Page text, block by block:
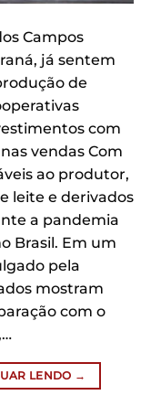
Campos
já sentem
de
com
vendas Com
ao produtor,
leite e derivados
a pandemia
Brasil. Em um
pela
mostram
com o
LENDO →